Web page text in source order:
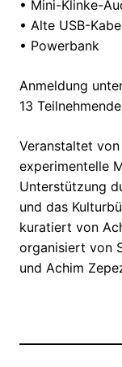
• Mini-Klinke-
• Alte USB-
• Powerbank
Anmeldung
13
Veranstaltet
experimentelle
Unterstützung
und das
kuratiert von
organisiert von
und Achim